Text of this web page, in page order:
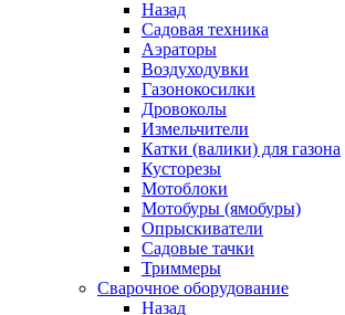
Назад
Садовая техника
Аэраторы
Воздуходувки
Газонокосилки
Дровоколы
Измельчители
Катки (валики) для газона
Кусторезы
Мотоблоки
Мотобуры (ямобуры)
Опрыскиватели
Садовые тачки
Триммеры
Сварочное оборудование
Назад